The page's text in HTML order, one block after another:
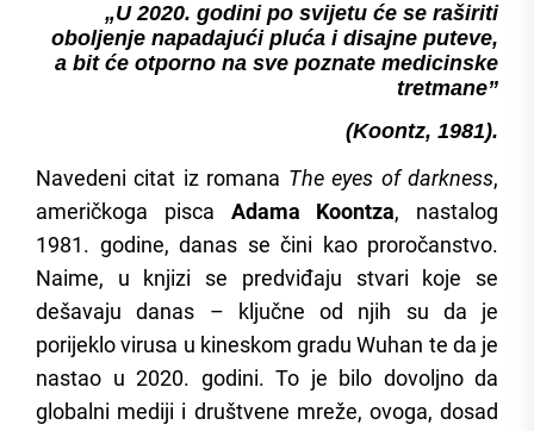
„U 2020. godini po svijetu će se raširiti
oboljenje napadajući pluća i disajne puteve,
a bit će otporno na sve poznate medicinske
tretmane”
(Koontz, 1981).
Navedeni citat iz romana The eyes of darkness,
američkoga pisca Adama Koontza, nastalog
1981. godine, danas se čini kao proročanstvo.
Naime, u knjizi se predviđaju stvari koje se
dešavaju danas – ključne od njih su da je
porijeklo virusa u kineskom gradu Wuhan te da je
nastao u 2020. godini. To je bilo dovoljno da
globalni mediji i društvene mreže, ovoga, dosad